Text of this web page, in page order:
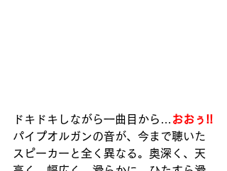
ドキドキしながら一曲目から…
おおぅ!!
パイプオルガンの音が、今まで聴いた
スピーカーと全く異なる。奥深く、天